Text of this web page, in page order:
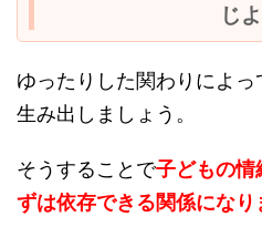
じ
ゆったりした関わりによ
生み出しましょう。
そうすることで子どもの情
ずは依存できる関係になり